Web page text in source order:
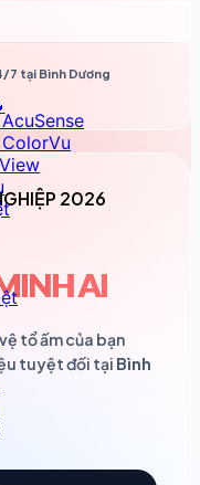
7 tại Bình Dương
2026
AI
tổ ấm của bạn
tuyệt đối tại Bình